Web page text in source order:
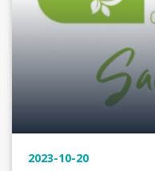
2023-10-20